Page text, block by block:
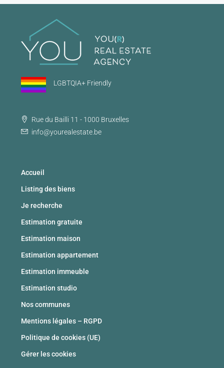
LGBTQIA+ Friendly
Rue du Bailli 11 - 1000 Bruxelles
info@yourealestate.be
Accueil
Listing des biens
Je recherche
Estimation gratuite
Estimation maison
Estimation appartement
Estimation immeuble
Estimation studio
Nos communes
Mentions légales – RGPD
Politique de cookies (UE)
Gérer les cookies